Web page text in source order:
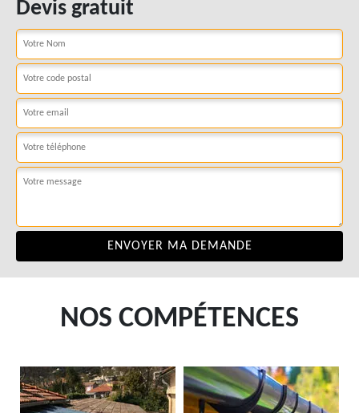
Devis gratuit
NOS COMPÉTENCES